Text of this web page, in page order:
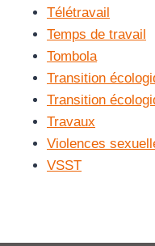
Télétravail
Temps de travail
Tombola
Transition
Transition
Travaux
Violences
VSST